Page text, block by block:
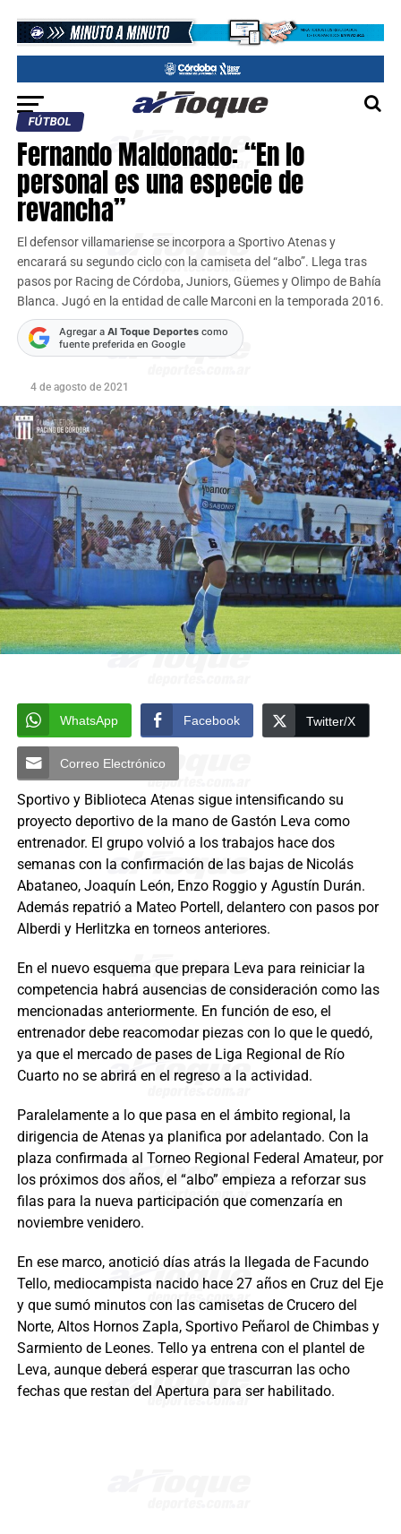
FÚTBOL
Fernando Maldonado: “En lo
personal es una especie de
revancha”
El defensor villamariense se incorpora a Sportivo Atenas y
encarará su segundo ciclo con la camiseta del “albo”. Llega tras
pasos por Racing de Córdoba, Juniors, Güemes y Olimpo de Bahía
Blanca. Jugó en la entidad de calle Marconi en la temporada 2016.
Agregar a Al Toque Deportescomo
fuente preferida en Google
4 de agosto de 2021
WhatsApp Facebook Twitter/X
Correo Electrónico
Sportivo y Biblioteca Atenas sigue intensificando su
proyecto deportivo de la mano de Gastón Leva como
entrenador. El grupo volvió a los trabajos hace dos
semanas con la confirmación de las bajas de Nicolás
Abataneo, Joaquín León, Enzo Roggio y Agustín Durán.
Además repatrió a Mateo Portell, delantero con pasos por
Alberdi y Herlitzka en torneos anteriores.
En el nuevo esquema que prepara Leva para reiniciar la
competencia habrá ausencias de consideración como las
mencionadas anteriormente. En función de eso, el
entrenador debe reacomodar piezas con lo que le quedó,
ya que el mercado de pases de Liga Regional de Río
Cuarto no se abrirá en el regreso a la actividad.
Paralelamente a lo que pasa en el ámbito regional, la
dirigencia de Atenas ya planifica por adelantado. Con la
plaza confirmada al Torneo Regional Federal Amateur, por
los próximos dos años, el “albo” empieza a reforzar sus
filas para la nueva participación que comenzaría en
noviembre venidero.
En ese marco, anotició días atrás la llegada de Facundo
Tello, mediocampista nacido hace 27 años en Cruz del Eje
y que sumó minutos con las camisetas de Crucero del
Norte, Altos Hornos Zapla, Sportivo Peñarol de Chimbas y
Sarmiento de Leones. Tello ya entrena con el plantel de
Leva, aunque deberá esperar que trascurran las ocho
fechas que restan del Apertura para ser habilitado.